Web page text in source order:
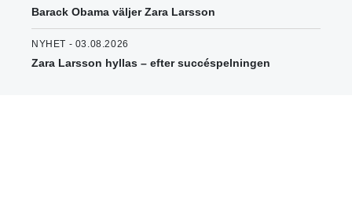
Barack Obama väljer Zara Larsson
NYHET - 03.08.2026
Zara Larsson hyllas – efter succéspelningen